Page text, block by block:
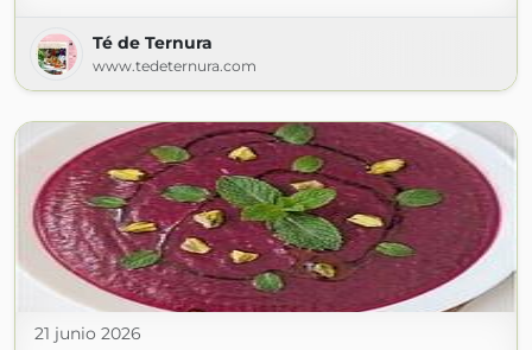
Té de Ternura
www.tedeternura.com
21 junio 2026